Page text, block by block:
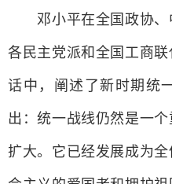
邓小平在全国政协、
各民主党派和全国工商
话中，阐述了新时期统
出：统一战线仍然是一
扩大。它已经发展成为